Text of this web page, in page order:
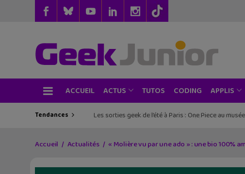
ACCUEIL ACTUS TUTOS CODING APPLIS
Tendances Les sorties geek de l’été à Paris : One Piece au
Accueil Actualités « Molière vu par une ado » : une bio 100%